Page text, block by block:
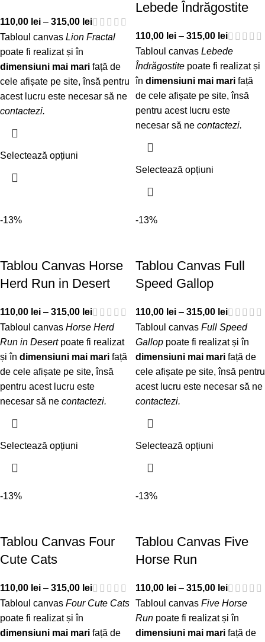
110,00 lei – 315,00 lei
Tabloul canvas Lion Fractal
poate fi realizat și în
dimensiuni mai mari față de
cele afișate pe site, însă pentru
acest lucru este necesar să ne
contactezi.
Selectează opțiuni
Lebede Îndrăgostite
110,00 lei – 315,00 lei
Tabloul canvas Lebede
Îndrăgostite poate fi realizat și
în dimensiuni mai mari față
de cele afișate pe site, însă
pentru acest lucru este
necesar să ne contactezi.
Selectează opțiuni
-13%
Tablou Canvas Horse
Herd Run in Desert
110,00 lei – 315,00 lei
Tabloul canvas Horse Herd
Run in Desertpoate fi realizat
și în dimensiuni mai mari față
de cele afișate pe site, însă
pentru acest lucru este
necesar să ne contactezi.
Selectează opțiuni
-13%
Tablou Canvas Full
Speed Gallop
110,00 lei – 315,00 lei
Tabloul canvas Full Speed
Gallop poate fi realizat și în
dimensiuni mai mari față de
cele afișate pe site, însă pentru
acest lucru este necesar să ne
contactezi.
Selectează opțiuni
-13%
Tablou Canvas Four
Cute Cats
110,00 lei – 315,00 lei
Tabloul canvas Four Cute Cats
poate fi realizat și în
dimensiuni mai mari față de
-13%
Tablou Canvas Five
Horse Run
110,00 lei – 315,00 lei
Tabloul canvas Five Horse
Run poate fi realizat și în
dimensiuni mai mari față de